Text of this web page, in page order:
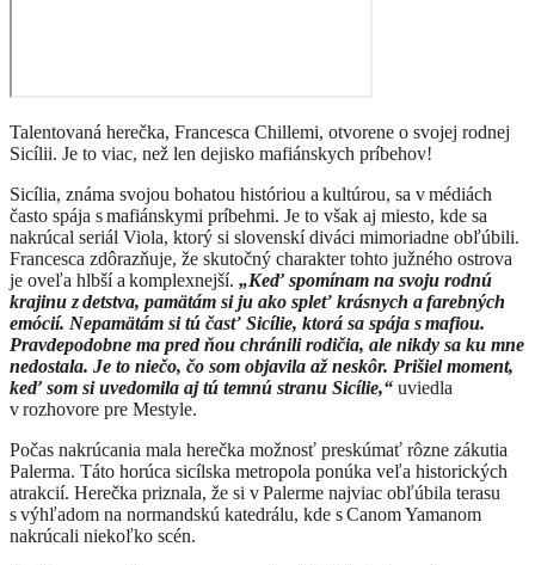
Talentovaná herečka, Francesca Chillemi, otvorene o svojej rodnej
Sicílii. Je to viac, než len dejisko mafiánskych príbehov!
Sicília, známa svojou bohatou históriou a kultúrou, sa v médiách
často spája s mafiánskymi príbehmi. Je to však aj miesto, kde sa
nakrúcal seriál Viola, ktorý si slovenskí diváci mimoriadne obľúbili.
Francesca zdôrazňuje, že skutočný charakter tohto južného ostrova
je oveľa hlbší a komplexnejší. „Keď spomínam na svoju rodnú
krajinu z detstva, pamätám si ju ako spleť krásnych a farebných
emócií. Nepamätám si tú časť Sicílie, ktorá sa spája s mafiou.
Pravdepodobne ma pred ňou chránili rodičia, ale nikdy sa ku mne
nedostala. Je to niečo, čo som objavila až neskôr. Prišiel moment,
keď som si uvedomila aj tú temnú stranu Sicílie,“ uviedla
v rozhovore pre Mestyle.
Počas nakrúcania mala herečka možnosť preskúmať rôzne zákutia
Palerma. Táto horúca sicílska metropola ponúka veľa historických
atrakcií. Herečka priznala, že si v Palerme najviac obľúbila terasu
s výhľadom na normandskú katedrálu, kde s Canom Yamanom
nakrúcali niekoľko scén.